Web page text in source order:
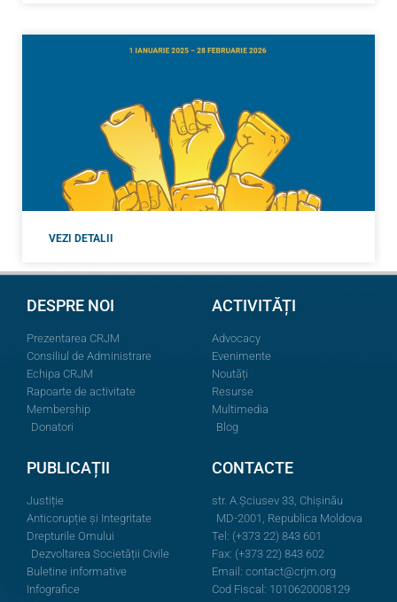
VEZI DETALII
DESPRE NOI
Prezentarea CRJM
Consiliul de Administrare
Echipa CRJM
Rapoarte de activitate
Membership
Donatori
ACTIVITĂȚI
Advocacy
Evenimente
Noutăți
Resurse
Multimedia
Blog
PUBLICAȚII
Justiție
Anticorupție și Integritate
Drepturile Omului
Dezvoltarea Societății Civile
Buletine informative
Infografice
CONTACTE
str. A.Şciusev 33, Chișinău
MD-2001, Republica Moldova
Tel: (+373 22) 843 601
Fax: (+373 22) 843 602
Email: contact@crjm.org
Cod Fiscal: 1010620008129